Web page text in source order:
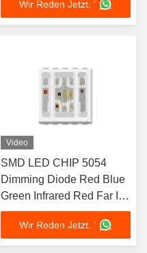
Schönheitstherapielicht
Wir Reden Jetzt. '
Video
SMD LED CHIP 5054
Dimming Diode Red Blue
Green Infrared Red Far IR
LED Chips for LED
Therapy Light
Wir Reden Jetzt. '